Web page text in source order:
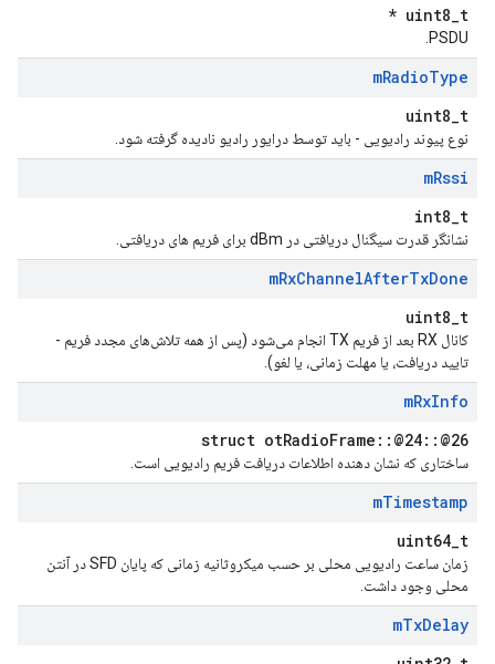
uint8_t *
PSDU.
mRadioType
uint8_t
نوع پیوند رادیویی - باید توسط درایور رادیو نادیده گرفته شود.
mRssi
int8_t
نشانگر قدرت سیگنال دریافتی در dBm برای فریم های دریافتی.
mRxChannelAfterTxDone
uint8_t
کانال RX بعد از فریم TX انجام می‌شود (پس از همه تلاش‌های مجدد فریم -
تایید دریافت، یا مهلت زمانی، یا لغو).
mRxInfo
struct otRadioFrame::@24::@26
ساختاری که نشان دهنده اطلاعات دریافت فریم رادیویی است.
mTimestamp
uint64_t
زمان ساعت رادیویی محلی بر حسب میکروثانیه زمانی که پایان SFD در آنتن
محلی وجود داشت.
mTxDelay